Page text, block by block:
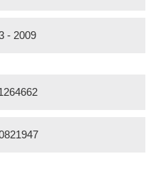
- 2009